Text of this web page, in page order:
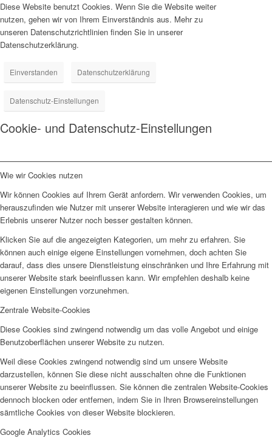
Diese Website benutzt Cookies. Wenn Sie die Website weiter
nutzen, gehen wir von Ihrem Einverständnis aus. Mehr zu
unseren Datenschutzrichtlinien finden Sie in unserer
Datenschutzerklärung.
Einverstanden Datenschutzerklärung
Datenschutz-Einstellungen
Cookie- und Datenschutz-Einstellungen
Wie wir Cookies nutzen
Wir können Cookies auf Ihrem Gerät anfordern. Wir verwenden Cookies, um
herauszufinden wie Nutzer mit unserer Website interagieren und wie wir das
Erlebnis unserer Nutzer noch besser gestalten können.
Klicken Sie auf die angezeigten Kategorien, um mehr zu erfahren. Sie
können auch einige eigene Einstellungen vornehmen, doch achten Sie
darauf, dass dies unsere Dienstleistung einschränken und Ihre Erfahrung mit
unserer Website stark beeinflussen kann. Wir empfehlen deshalb keine
eigenen Einstellungen vorzunehmen.
Zentrale Website-Cookies
Diese Cookies sind zwingend notwendig um das volle Angebot und einige
Benutzoberflächen unserer Website zu nutzen.
Weil diese Cookies zwingend notwendig sind um unsere Website
darzustellen, können Sie diese nicht ausschalten ohne die Funktionen
unserer Website zu beeinflussen. Sie können die zentralen Website-Cookies
dennoch blocken oder entfernen, indem Sie in Ihren Browsereinstellungen
sämtliche Cookies von dieser Website blockieren.
Google Analytics Cookies